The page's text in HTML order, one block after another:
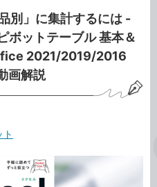
別」に集計するには -
ボットテーブル 基本＆
2021/2019/2016
画解説